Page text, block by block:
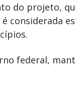
do projeto,
considerada
federal,